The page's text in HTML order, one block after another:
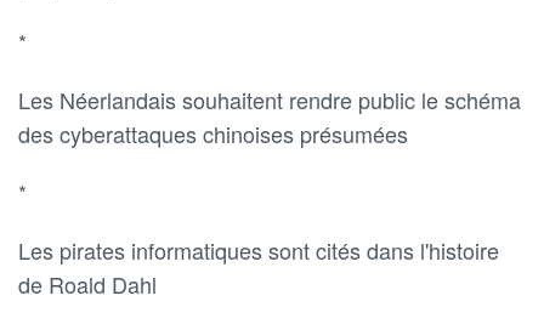
*
Les Néerlandais souhaitent rendre public le schéma
des cyberattaques chinoises présumées
*
Les pirates informatiques sont cités dans l'histoire
de Roald Dahl